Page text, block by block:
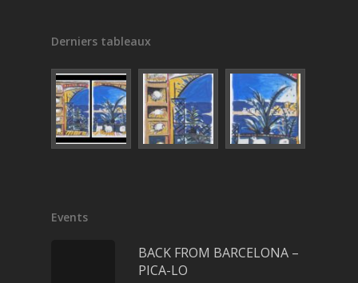
Derniers tableaux
Events
BACK FROM BARCELONA –
PICA-LO